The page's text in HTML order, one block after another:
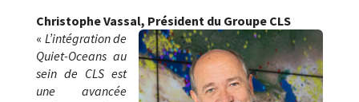
Christophe Vassal, Président du Groupe CLS
« L’intégration de
Quiet-Oceans au
sein de CLS est
une avancée